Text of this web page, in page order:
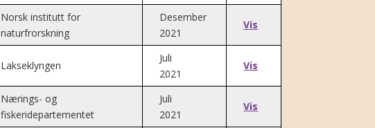
Norsk institutt for
naturfrorskning
Desember
2021
Vis
Lakseklyngen
Juli
2021
Vis
Nærings- og
fiskeridepartementet
Juli
2021
Vis